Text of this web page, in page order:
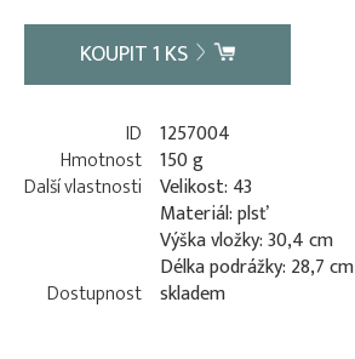
KOUPIT1 KS
ID 1257004
Hmotnost 150 g
Další vlastnosti Velikost: 43
Materiál: plsť
Výška vložky: 30,4 cm
Délka podrážky: 28,7 cm
Dostupnost skladem